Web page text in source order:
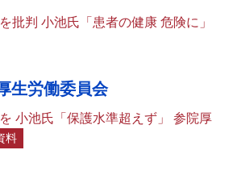
批判 小池氏「患者の健康 危険に」
生労働委員会
小池氏「保護水準超えず」 参院厚
料